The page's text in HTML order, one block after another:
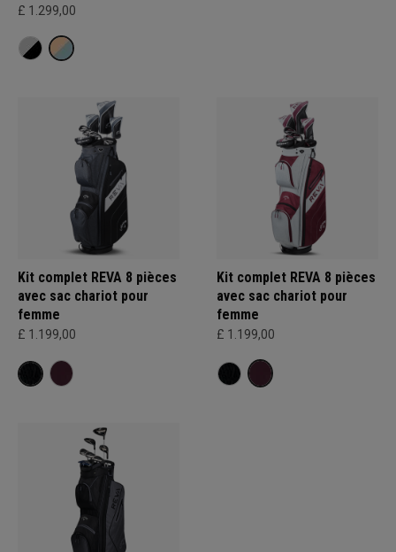
£ 1.299,00
Kit complet REVA 8 pièces
avec sac chariot pour
femme
£ 1.199,00
Kit complet REVA 8 pièces
avec sac chariot pour
femme
£ 1.199,00